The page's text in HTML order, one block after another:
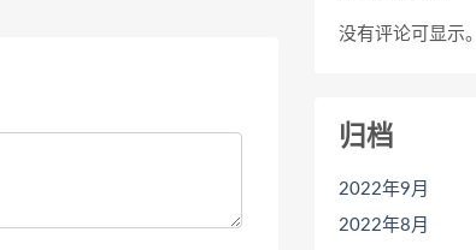
没有评论可显示。
归档
2022年9月
2022年8月